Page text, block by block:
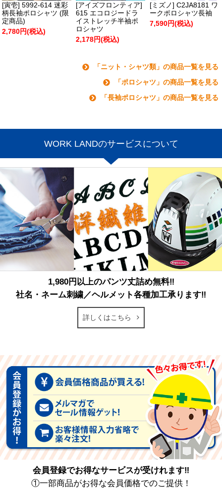
[寅壱] 5992-614 迷彩
柄長袖ポロシャツ (限
定商品)
2,780円(税込)
[アイズフロンティア]
615 エコロジードラ
イストレッチ半袖ポ
ロシャツ
2,178円(税込)
[ミズノ] C2JA8181 ワ
ークポロシャツ長袖
7,590円(税込)
「ニット・シャツ類」の商品一覧を見る
「ポロシャツ」の商品一覧を見る
「長袖ポロシャツ」の商品一覧を見る
WORK LANDのサービスについて
1,980円以上のパンツ丈詰め無料‼
社名・ネーム刺繍／ヘルメット各種加工承ります‼
詳しくはこちら
会員登録でお得なサービスが受けれます‼
①一部商品がお得な会員価格でのご提供！